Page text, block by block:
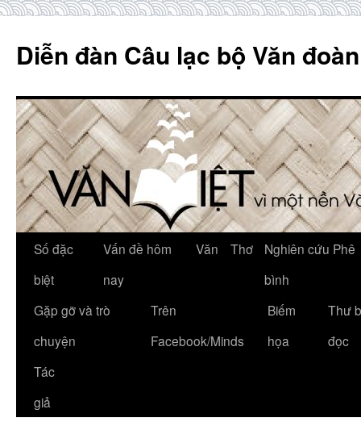
content
Diễn đàn Câu lạc bộ Văn
Số đặc
biệt
Vấn đề hôm
nay
Văn Thơ
Nghiên cứu Phê
bình
Gặp gỡ và trò
chuyện
Trên
Facebook/Minds
Biếm
họa
Thư
đọc
Tác
giả